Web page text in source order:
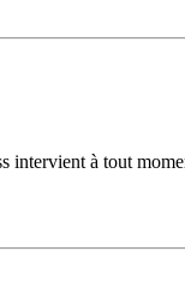
intervient à tout